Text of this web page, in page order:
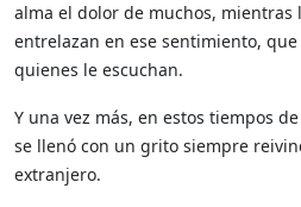
alma el dolor de muchos, mientras
entrelazan en ese sentimiento,
quienes le escuchan.
Y una vez más, en estos tiempos
se llenó con un grito siempre
extranjero.